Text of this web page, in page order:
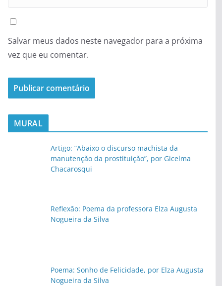
Salvar meus dados neste navegador para a próxima
vez que eu comentar.
MURAL
Artigo: “Abaixo o discurso machista da
manutenção da prostituição”, por Gicelma
Chacarosqui
Reflexão: Poema da professora Elza Augusta
Nogueira da Silva
Poema: Sonho de Felicidade, por Elza Augusta
Nogueira da Silva